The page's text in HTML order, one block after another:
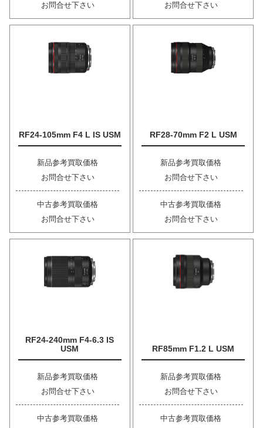
お問合せ下さい
お問合せ下さい
RF24-105mm F4 L IS USM
新品参考買取価格
お問合せ下さい
中古参考買取価格
お問合せ下さい
RF28-70mm F2 L USM
新品参考買取価格
お問合せ下さい
中古参考買取価格
お問合せ下さい
RF24-240mm F4-6.3 IS
USM
新品参考買取価格
お問合せ下さい
中古参考買取価格
RF85mm F1.2 L USM
新品参考買取価格
お問合せ下さい
中古参考買取価格